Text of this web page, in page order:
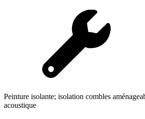
Peinture isolante; isolation combles
acoustique